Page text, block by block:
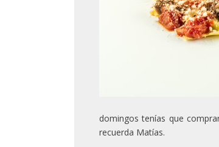
domingos tenías que
recuerda Matías.